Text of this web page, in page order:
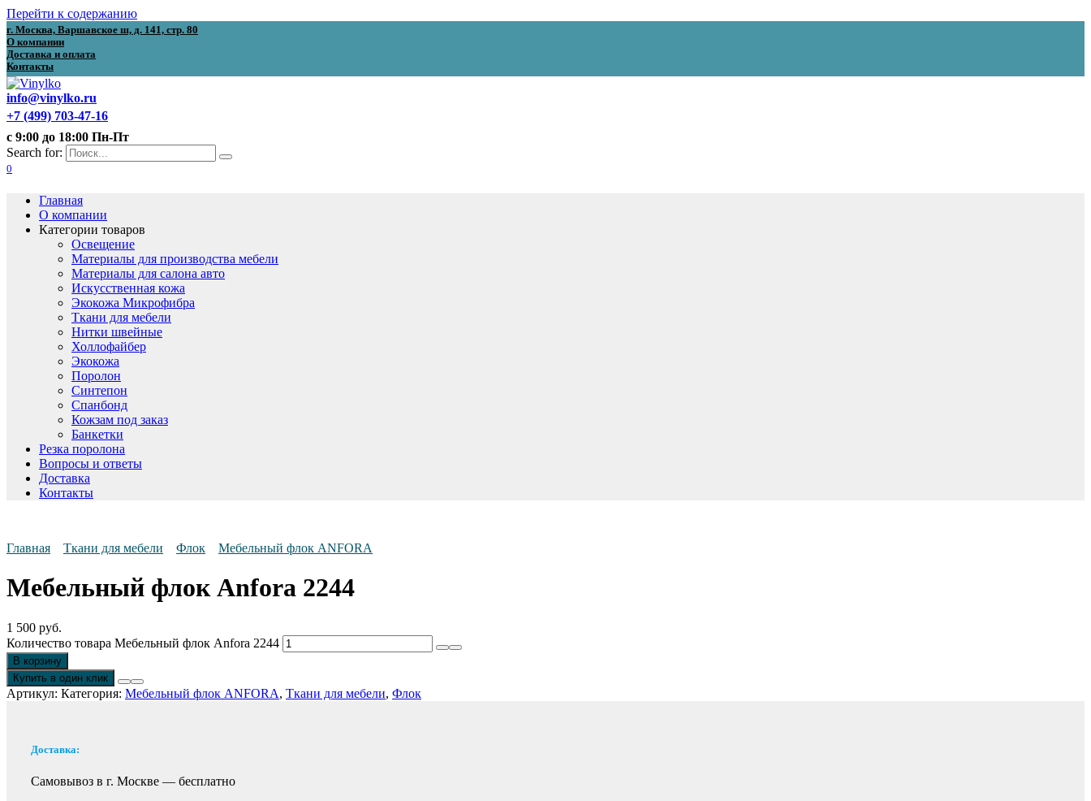
Перейти к содержанию
г. Москва, Варшавское ш, д. 141, стр. 80
О компании
Доставка и оплата
Контакты
info@vinylko.ru
+7 (499) 703-47-16
с 9:00 до 18:00 Пн-Пт
Search for:
0
Главная
О компании
Категории товаров
Освещение
Материалы для производства мебели
Материалы для салона авто
Искусственная кожа
Экокожа Микрофибра
Ткани для мебели
Нитки швейные
Холлофайбер
Экокожа
Поролон
Синтепон
Спанбонд
Кожзам под заказ
Банкетки
Резка поролона
Вопросы и ответы
Доставка
Контакты
Главная Ткани для мебели Флок Мебельный флок ANFORA
Мебельный флок Anfora 2244
1 500 руб.
Количество товара Мебельный флок Anfora 2244
В корзину
Купить в один клик
Артикул: Категория: Мебельный флок ANFORA, Ткани для мебели, Флок
Доставка:
Самовывоз в г. Москве — бесплатно